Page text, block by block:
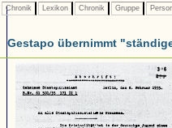
Chronik Lexikon Chronik Gruppe
Gestapo übernimmt